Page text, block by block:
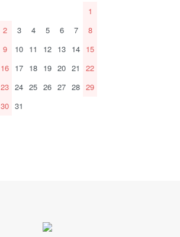
1
2
3 4 5 6 7
8
9
10 11 12 13 14 15
16 17 18 19 20 21
22
23 24 25 26 27 28 29
30 31